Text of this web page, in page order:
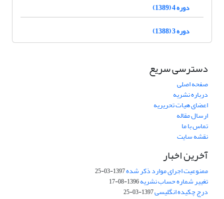
دوره 4 (1389)
دوره 3 (1388)
دسترسی سریع
صفحه اصلی
درباره نشریه
اعضای هیات تحریریه
ارسال مقاله
تماس با ما
نقشه سایت
آخرین اخبار
ممنوعیت اجرای موارد ذکر شده1397-03-25
تغییر شماره حساب نشریه1396-08-17
درج چکیده انگلیسی1397-03-25